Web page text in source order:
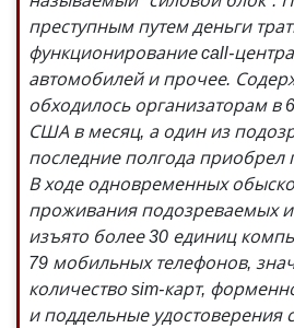
преступным путем деньги
функционирование call-
автомобилей и прочее.
обходилось организаторам в
США в месяц, а один из
последние полгода приобрел
В ходе одновременных
проживания подозреваемых
изъято более 30 единиц
79 мобильных телефонов,
количество sim-карт,
и поддельные удостоверения